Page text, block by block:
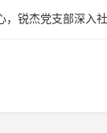
，锐杰党支部深入